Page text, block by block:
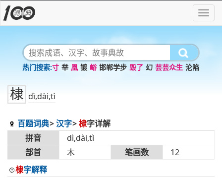
寸 举 凰 镀 峪 邯郸学步 毁了 幻 芸芸众生 沦陷
棣 dì,dài,tì
百题词典 汉字 棣字详解
拼音
dì,dài,tì
部首
木 笔画数
12
棣字解释